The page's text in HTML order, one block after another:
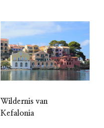
Wildernis van
Kefalonia